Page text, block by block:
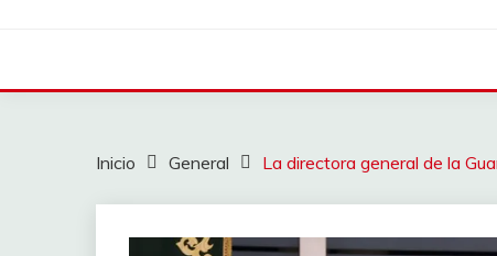
Inicio General La directora general de la